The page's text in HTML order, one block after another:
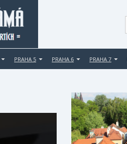
PRAHA 5 PRAHA 6 PRAHA 7